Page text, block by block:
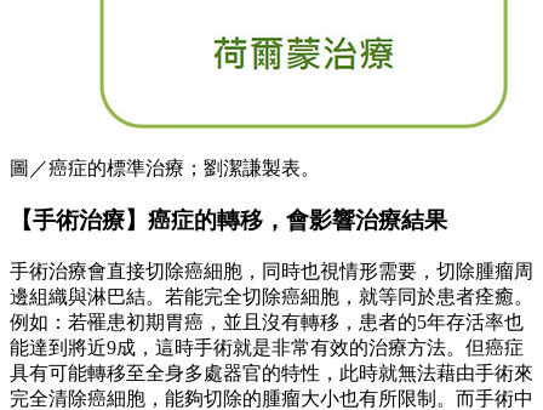
圖／癌症的標準治療；劉潔謙製表。
【手術治療】癌症的轉移，會影響治療結果
手術治療會直接切除癌細胞，同時也視情形需要，切除腫瘤周
邊組織與淋巴結。若能完全切除癌細胞，就等同於患者痊癒。
例如：若罹患初期胃癌，並且沒有轉移，患者的5年存活率也
能達到將近9成，這時手術就是非常有效的治療方法。但癌症
具有可能轉移至全身多處器官的特性，此時就無法藉由手術來
完全清除癌細胞，能夠切除的腫瘤大小也有所限制。而手術中